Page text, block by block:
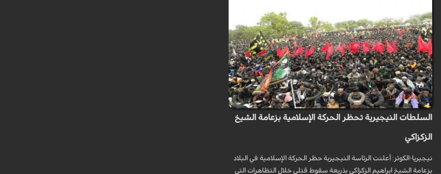
السلطات النيجيرية تحظر الحركة الإسلامية بزعامة الشيخ
الزكزاكي
نيجيريا-الكوثر: أعلنت الرئاسة النيجيرية حظر الحركة الإسلامية في البلاد
بزعامة الشيخ ابراهيم الزكزاكي بذريعة سقوط قتلى خلال التظاهرات التي